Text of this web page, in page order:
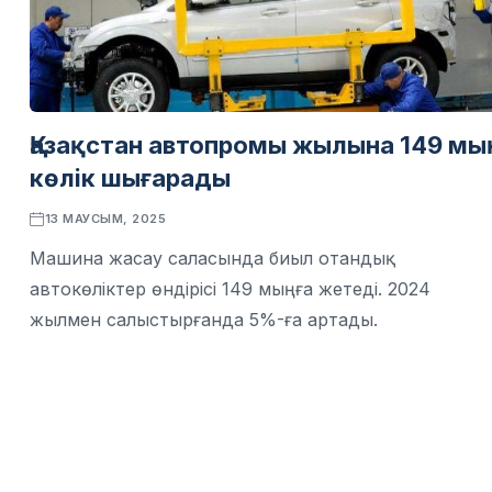
Қазақстан автопромы жылына 149
көлік шығарады
13 МАУСЫМ, 2025
Машина жасау саласында биыл отандық
автокөліктер өндірісі 149 мыңға жетеді. 2024
жылмен салыстырғанда 5%-ға артады.